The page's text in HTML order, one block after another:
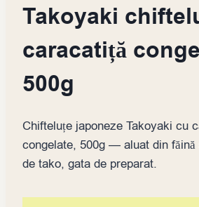
Takoyaki
caracatiță
500g
Chifteluțe japoneze Takoyaki cu
congelate, 500g — aluat din făină
de tako, gata de preparat.